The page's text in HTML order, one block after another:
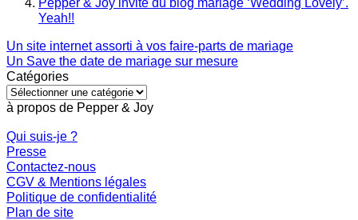
Yeah!!
Un site internet assorti à vos faire-parts de mariage
Un Save the date de mariage sur mesure
Catégories
Catégories
à propos de Pepper & Joy
Qui suis-je ?
Presse
Contactez-nous
CGV & Mentions légales
Politique de confidentialité
Plan de site